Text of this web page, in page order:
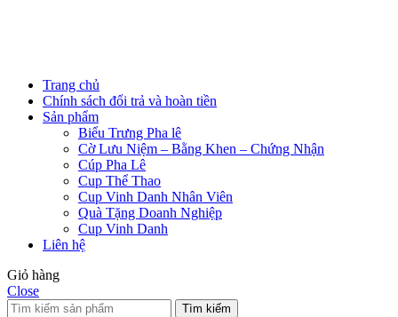
Trang chủ
Chính sách đổi trả và hoàn tiền
Sản phẩm
Biểu Trưng Pha lê
Cờ Lưu Niệm – Bằng Khen – Chứng Nhận
Cúp Pha Lê
Cup Thể Thao
Cup Vinh Danh Nhân Viên
Quà Tặng Doanh Nghiệp
Cup Vinh Danh
Liên hệ
Giỏ hàng
Close
Tìm kiếm